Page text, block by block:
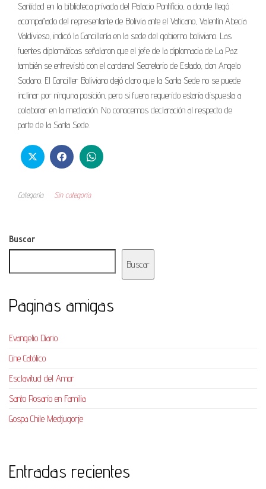
Santidad en la biblioteca privada del Palacio Pontificio, a donde llegó
acompañado del representante de Bolivia ante el Vaticano, Valentín Abecia
Valdivieso, indicó la Cancillería en la sede del gobierno boliviano. Las
fuentes diplomáticas señalaron que el jefe de la diplomacia de La Paz
también se entrevistó con el cardenal Secretario de Estado, don Angelo
Sodano. El Canciller Boliviano dejó claro que la Santa Sede no se puede
inclinar por ninguna posición, pero si fuera requerido estaría dispuesta a
colaborar en la mediación. No conocemos declaración al respecto de
parte de la Santa Sede.
Categoría Sin categoría
Buscar
Buscar
Paginas amigas
Evangelio Diario
Cine Católico
Esclavitud del Amor
Santo Rosario en Familia
Gospa Chile Medjugorje
Entradas recientes